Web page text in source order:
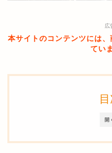
広
本サイトのコンテンツには
てい
開